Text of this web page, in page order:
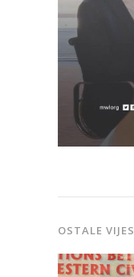
OSTALE